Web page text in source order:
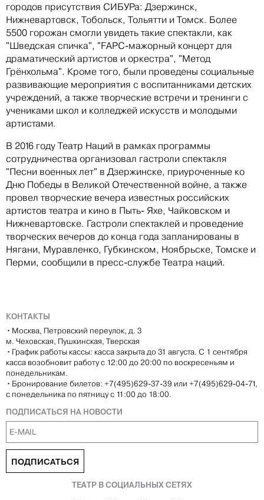
городов присутствия СИБУРа: Дзержинск,
Нижневартовск, Тобольск, Тольятти и Томск. Более
5500 горожан смогли увидеть такие спектакли, как
"Шведская спичка", "FАРС-мажорный концерт для
драматический артистов и оркестра", "Метод
Грёнхольма". Кроме того, были проведены социальные
развивающие мероприятия с воспитанниками детских
учреждений, а также творческие встречи и тренинги с
учениками школ и колледжей искусств и молодыми
артистами.
В 2016 году Театр Наций в рамках программы
сотрудничества организовал гастроли спектакля
"Песни военных лет" в Дзержинске, приуроченные ко
Дню Победы в Великой Отечественной войне, а также
провел творческие вечера известных российских
артистов театра и кино в Пыть- Яхе, Чайковском и
Нижневартовске. Гастроли спектаклей и проведение
творческих вечеров до конца года запланированы в
Нягани, Муравленко, Губкинском, Ноябрьске, Томске и
Перми, сообщили в пресс-службе Театра наций.
КОНТАКТЫ
• Москва, Петровский переулок, д. 3
м. Чеховская, Пушкинская, Тверская
• График работы кассы: касса закрыта до 31 августа. С 1 сентября
касса возобновит работу с 12:00 до 20:00 по воскресеньям и
понедельникам.
• Бронирование билетов: +7(495)629-37-39 или +7(495)629-04-71,
с понедельника по пятницу с 11:00 до 18:00.
ПОДПИСАТЬСЯ НА НОВОСТИ
ПОДПИСАТЬСЯ
ТЕАТР В СОЦИАЛЬНЫХ СЕТЯХ